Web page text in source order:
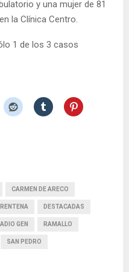
y una mujer de 81
la Clínica Centro.
1 de los 3 casos
CARMEN DE ARECO
DESTACADAS
GEN RAMALLO
SAN PEDRO